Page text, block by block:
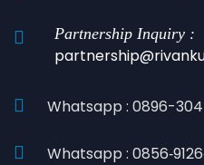
Partnership Inquiry :
Whatsapp : 0896-
Whatsapp :